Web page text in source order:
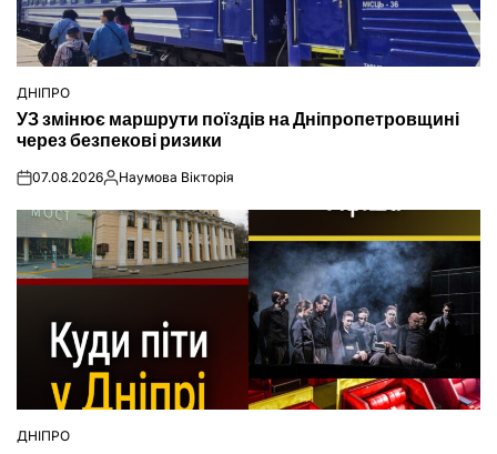
ОПУБЛІКУВАТИ
У
ДНІПРО
УЗ змінює маршрути поїздів на Дніпропетровщині
через безпекові ризики
on07.08.2026Опубліковано
Наумова Вікторія
ОПУБЛІКУВАТИ
ДНІПРО